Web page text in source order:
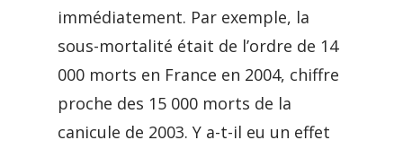
immédiatement. Par exemple, la
sous-mortalité était de l’ordre de 14
000 morts en France en 2004, chiffre
proche des 15 000 morts de la
canicule de 2003. Y a-t-il eu un effet